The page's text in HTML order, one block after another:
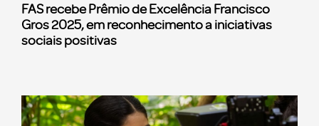
FAS recebe Prêmio de Excelência Francisco
Gros 2025, em reconhecimento a iniciativas
sociais positivas